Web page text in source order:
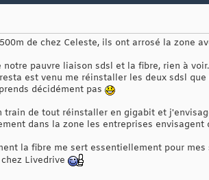
de chez Celeste, ils ont arrosé la zone
notre pauvre liaison sdsl et la fibre, rien à voir.
est venu me réinstaller les deux sdsl que
décidément pas
train de tout réinstaller en gigabit et
dans la zone les entreprises
la fibre me sert essentiellement pour
Livedrive